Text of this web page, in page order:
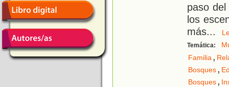
paso
los
más...
Temática:
Familia ,
Bosques,
Bosques,